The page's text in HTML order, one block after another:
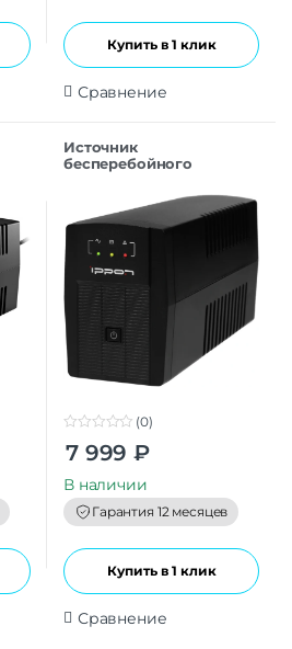
Купить в 1 клик
Сравнение
Источник
бесперебойного
o
t
o
f
5
(0)
7 999 ₽
В наличии
Гарантия 12 месяцев
Купить в 1 клик
Сравнение